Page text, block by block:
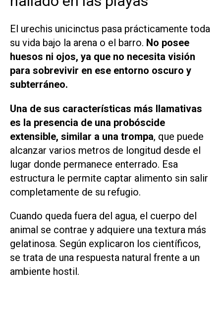
El urechis unicinctus pasa prácticamente toda
su vida bajo la arena o el barro. No posee
huesos ni ojos, ya que no necesita visión
para sobrevivir en ese entorno oscuro y
subterráneo.
Una de sus características más llamativas
es la presencia de una probóscide
extensible, similar a una trompa, que puede
alcanzar varios metros de longitud desde el
lugar donde permanece enterrado. Esa
estructura le permite captar alimento sin salir
completamente de su refugio.
Cuando queda fuera del agua, el cuerpo del
animal se contrae y adquiere una textura más
gelatinosa. Según explicaron los científicos,
se trata de una respuesta natural frente a un
ambiente hostil.